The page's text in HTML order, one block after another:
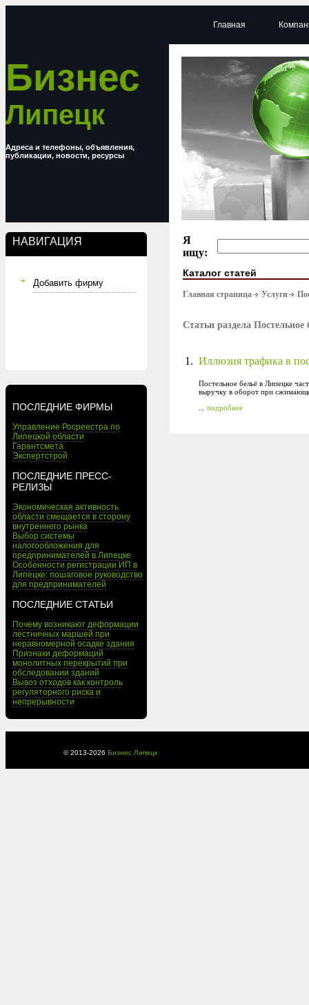
Бизнес
Липецк
Адреса и телефоны, объявления,
публикации, новости, ресурсы
НАВИГАЦИЯ
Добавить фирму
ПОСЛЕДНИЕ ФИРМЫ
Управление Росреестра по
Липецкой области
Гарантсмета
Экспертстрой
ПОСЛЕДНИЕ ПРЕСС-
РЕЛИЗЫ
Экономическая активность
области смещается в сторону
внутреннего рынка
Выбор системы
налогообложения для
предпринимателей в Липецке
Особенности регистрации ИП в
Липецке: пошаговое руководство
для предпринимателей
ПОСЛЕДНИЕ СТАТЬИ
Почему возникают деформации
лестничных маршей при
неравномерной осадке здания
Признаки деформаций
монолитных перекрытий при
обследовании зданий
Вывоз отходов как контроль
регуляторного риска и
непрерывности
Главная
Я
ищу:
Каталог статей
Главная страница Услуги
Статьи раздела
1. Иллюзия трафика в
Постельное бельё в Липецке
выручку в оборот при
подробнее
© 2013-2026 Бизнес Липецк